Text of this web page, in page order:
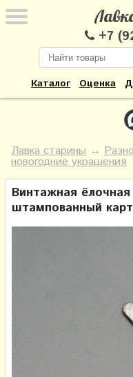
+7
Каталог Оценка
Лавка старины →
новогодние украшения
Винтажная
штампованный